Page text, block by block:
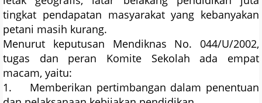
tingkat pendapatan masyarakat yang kebanyakan
petani masih kurang.
Menurut keputusan Mendiknas No. 044/U/2002,
tugas dan peran Komite Sekolah ada empat
macam, yaitu:
1. Memberikan pertimbangan dalam penentuan